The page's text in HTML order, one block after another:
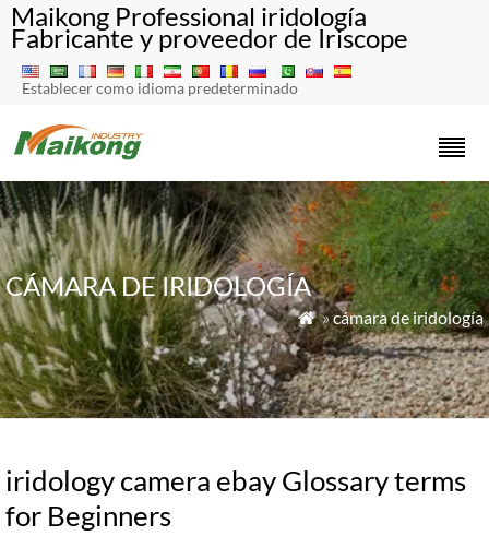
Maikong Professional iridología
Fabricante y proveedor de Iriscope
Establecer como idioma predeterminado
CÁMARA DE IRIDOLOGÍA
 »cámara de iridología
iridology camera ebay Glossary terms
for Beginners